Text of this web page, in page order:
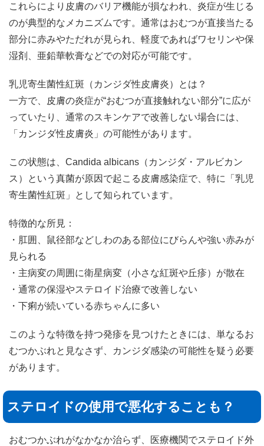
これらにより皮膚のバリア機能が損なわれ、炎症が生じる
のが典型的なメカニズムです。通常はおむつが直接当たる
部分に赤みやただれが見られ、軽度であればワセリンや保
湿剤、亜鉛華軟膏などでの対応が可能です。
乳児寄生菌性紅斑（カンジダ性皮膚炎）とは？
一方で、皮膚の炎症が“おむつが直接触れない部分”に広が
っていたり、通常のスキンケアで改善しない場合には、
「カンジダ性皮膚炎」の可能性があります。
この状態は、Candida albicans（カンジダ・アルビカン
ス）という真菌が原因で起こる皮膚感染症で、特に「乳児
寄生菌性紅斑」として知られています。
特徴的な所見：
・肛囲、鼠径部などしわのある部位にびらんや強い赤みが
見られる
・主病変の周囲に衛星病変（小さな紅斑や丘疹）が散在
・通常の保湿やステロイド治療で改善しない
・下痢が続いている赤ちゃんに多い
このような特徴を持つ発疹を見つけたときには、単なるお
むつかぶれと見なさず、カンジダ感染の可能性を疑う必要
があります。
ステロイドの使用で悪化することも？
おむつかぶれがなかなか治らず、医療機関でステロイド外